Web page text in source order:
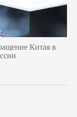
Китая в